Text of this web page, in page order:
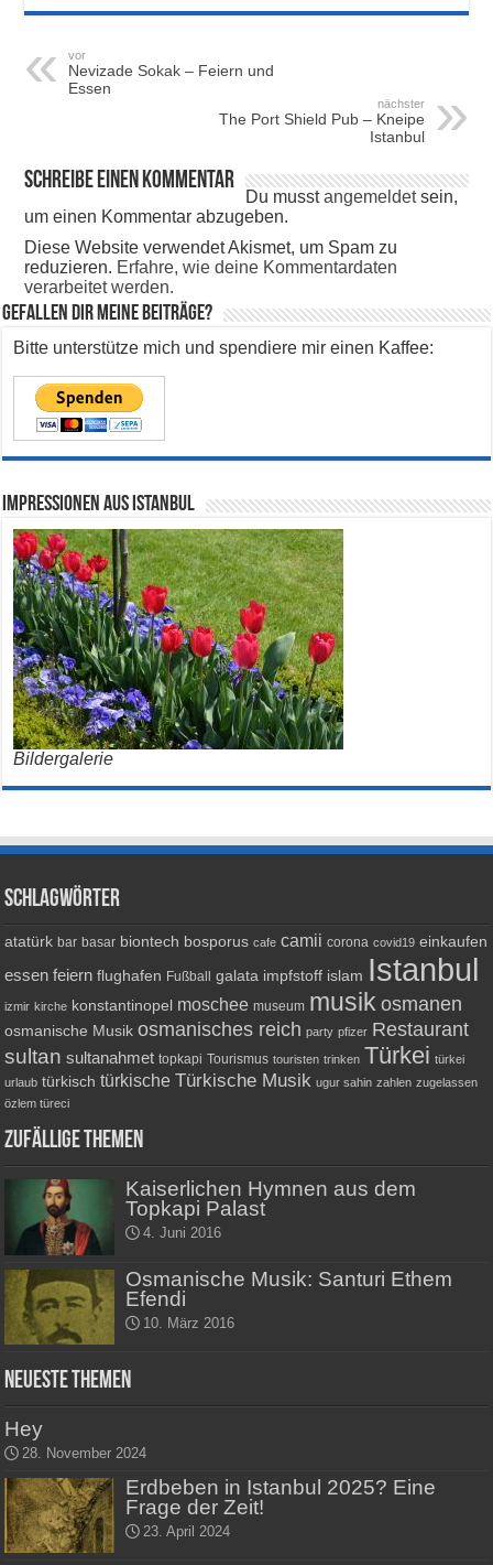
vor
Nevizade Sokak – Feiern und
Essen
nächster
The Port Shield Pub – Kneipe
Istanbul
Schreibe einen Kommentar
Du musstangemeldetsein,
um einen Kommentar abzugeben.
Diese Website verwendet Akismet, um Spam zu
reduzieren. Erfahre, wie deine Kommentardaten
verarbeitet werden.
Gefallen dir meine Beiträge?
Bitte unterstütze mich und spendiere mir einen Kaffee:
Impressionen aus Istanbul
Bildergalerie
Schlagwörter
atatürk bar basar biontech bosporus cafe camii corona covid19 einkaufen
essen feiern flughafen Fußball galata impfstoff islam Istanbul
izmir kirche konstantinopel moschee museum musik osmanen
osmanische Musik osmanisches reich party pfizer Restaurant
sultan sultanahmet topkapi Tourismus touristen trinken Türkei türkei
urlaub türkisch türkische Türkische Musik ugur sahin zahlen zugelassen
özlem türeci
Zufällige Themen
Kaiserlichen Hymnen aus dem
Topkapi Palast
4. Juni 2016
Osmanische Musik: Santuri Ethem
Efendi
10. März 2016
Neueste Themen
Hey
28. November 2024
Erdbeben in Istanbul 2025? Eine
Frage der Zeit!
23. April 2024